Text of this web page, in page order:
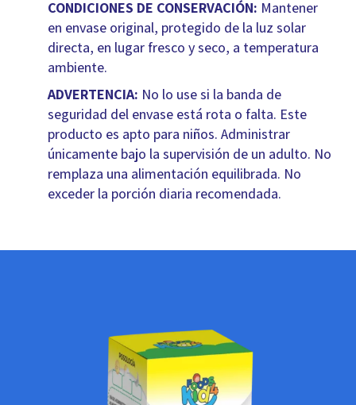
CONDICIONES DE CONSERVACIÓN: Mantener
en envase original, protegido de la luz solar
directa, en lugar fresco y seco, a temperatura
ambiente.
ADVERTENCIA: No lo use si la banda de
seguridad del envase está rota o falta. Este
producto es apto para niños. Administrar
únicamente bajo la supervisión de un adulto. No
remplaza una alimentación equilibrada. No
exceder la porción diaria recomendada.